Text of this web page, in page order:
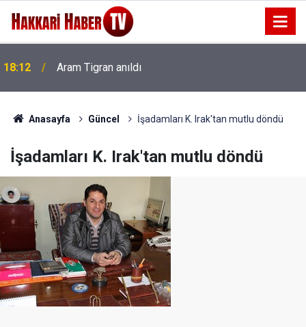
18:12 Aram Tigran anıldı
Anasayfa Güncel İşadamları K. Irak'tan mutlu döndü
İşadamları K. Irak'tan mutlu döndü